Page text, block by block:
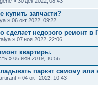
купить запчасти?
» 06 окт 2022, 09:22
сделает недорого ремонт в
» 07 ноя 2022, 22:06
квартиры.
» 06 июн 2019, 10:56
паркет самому или
» 04 окт 2022, 10:43